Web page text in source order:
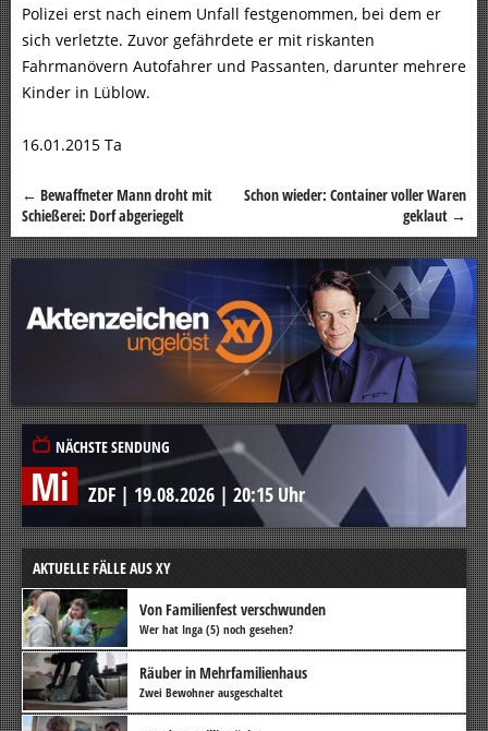
Polizei erst nach einem Unfall festgenommen, bei dem er
sich verletzte. Zuvor gefährdete er mit riskanten
Fahrmanövern Autofahrer und Passanten, darunter mehrere
Kinder in Lüblow.
16.01.2015 Ta
Beitragsnavigation
← Bewaffneter Mann droht mit
Schießerei: Dorf abgeriegelt
Schon wieder: Container voller Waren
geklaut →
NÄCHSTE SENDUNG
Mi ZDF | 19.08.2026 | 20:15 Uhr
AKTUELLE FÄLLE AUS XY
Von Familienfest verschwunden
Wer hat Inga (5) noch gesehen?
Räuber in Mehrfamilienhaus
Zwei Bewohner ausgeschaltet